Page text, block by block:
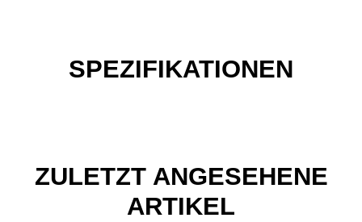
SPEZIFIKATIONEN
ZULETZT ANGESEHENE
ARTIKEL